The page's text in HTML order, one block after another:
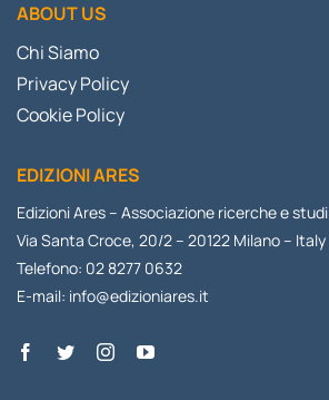
ABOUT US
Chi Siamo
Privacy Policy
Cookie Policy
EDIZIONI ARES
Edizioni Ares – Associazione ricerche e studi
Via Santa Croce, 20/2 – 20122 Milano – Italy
Telefono: 02 8277 0632
E-mail: info@edizioniares.it